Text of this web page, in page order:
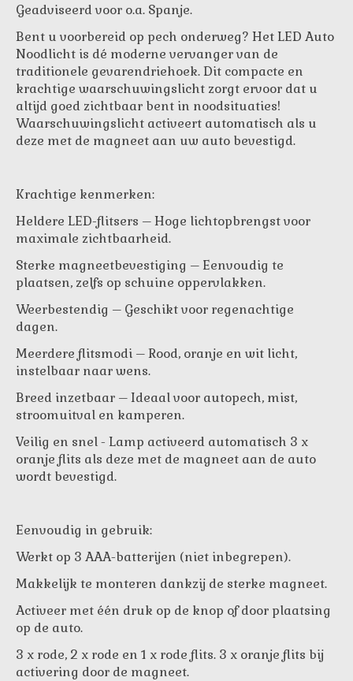
Geadviseerd voor o.a. Spanje.
Bent u voorbereid op pech onderweg? Het LED Auto
Noodlicht is dé moderne vervanger van de
traditionele gevarendriehoek. Dit compacte en
krachtige waarschuwingslicht zorgt ervoor dat u
altijd goed zichtbaar bent in noodsituaties!
Waarschuwingslicht activeert automatisch als u
deze met de magneet aan uw auto bevestigd.
Krachtige kenmerken:
Heldere LED-flitsers – Hoge lichtopbrengst voor
maximale zichtbaarheid.
Sterke magneetbevestiging – Eenvoudig te
plaatsen, zelfs op schuine oppervlakken.
Weerbestendig – Geschikt voor regenachtige
dagen.
Meerdere flitsmodi – Rood, oranje en wit licht,
instelbaar naar wens.
Breed inzetbaar – Ideaal voor autopech, mist,
stroomuitval en kamperen.
Veilig en snel - Lamp activeerd automatisch 3 x
oranje flits als deze met de magneet aan de auto
wordt bevestigd.
Eenvoudig in gebruik:
Werkt op 3 AAA-batterijen (niet inbegrepen).
Makkelijk te monteren dankzij de sterke magneet.
Activeer met één druk op de knop of door plaatsing
op de auto.
3 x rode, 2 x rode en 1 x rode flits. 3 x oranje flits bij
activering door de magneet.